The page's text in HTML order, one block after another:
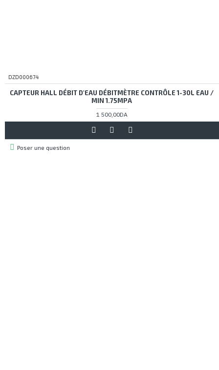
DZD000674
CAPTEUR HALL DÉBIT D'EAU DÉBITMÈTRE CONTRÔLE 1-30L EAU /
MIN 1.75MPA
1 500,00DA
Poser une question